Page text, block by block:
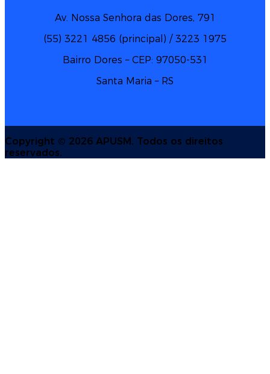
Av. Nossa Senhora das Dores, 791
(55) 3221 4856 (principal) / 3223 1975
Bairro Dores – CEP: 97050-531
Santa Maria – RS
Copyright © 2026 APUSM. Todos os direitos
reservados.